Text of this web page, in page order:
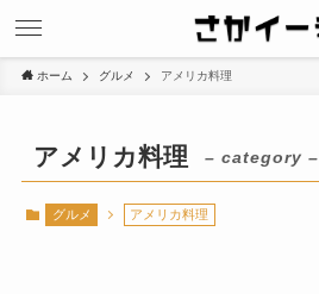
ホーム グルメ アメリカ料理
アメリカ料理 – category –
グルメ アメリカ料理